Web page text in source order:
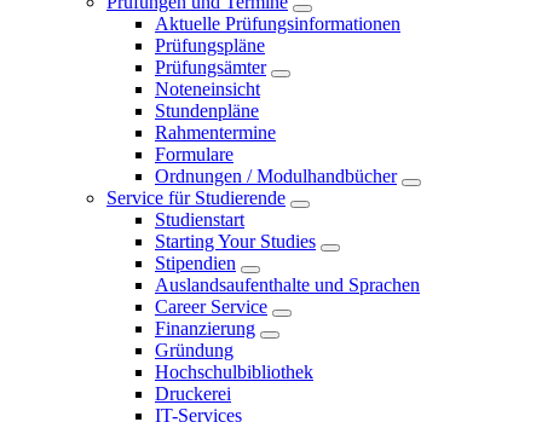
Aktuelle Prüfungsinformationen
Prüfungspläne
Prüfungsämter
Noteneinsicht
Stundenpläne
Rahmentermine
Formulare
Ordnungen / Modulhandbücher
Service für Studierende
Studienstart
Starting Your Studies
Stipendien
Auslandsaufenthalte und Sprachen
Career Service
Finanzierung
Gründung
Hochschulbibliothek
Druckerei
IT-Services